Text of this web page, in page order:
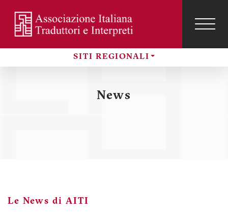
contenuto
principale
SITI REGIONALI
Menu
profilo
News
Le News di AITI